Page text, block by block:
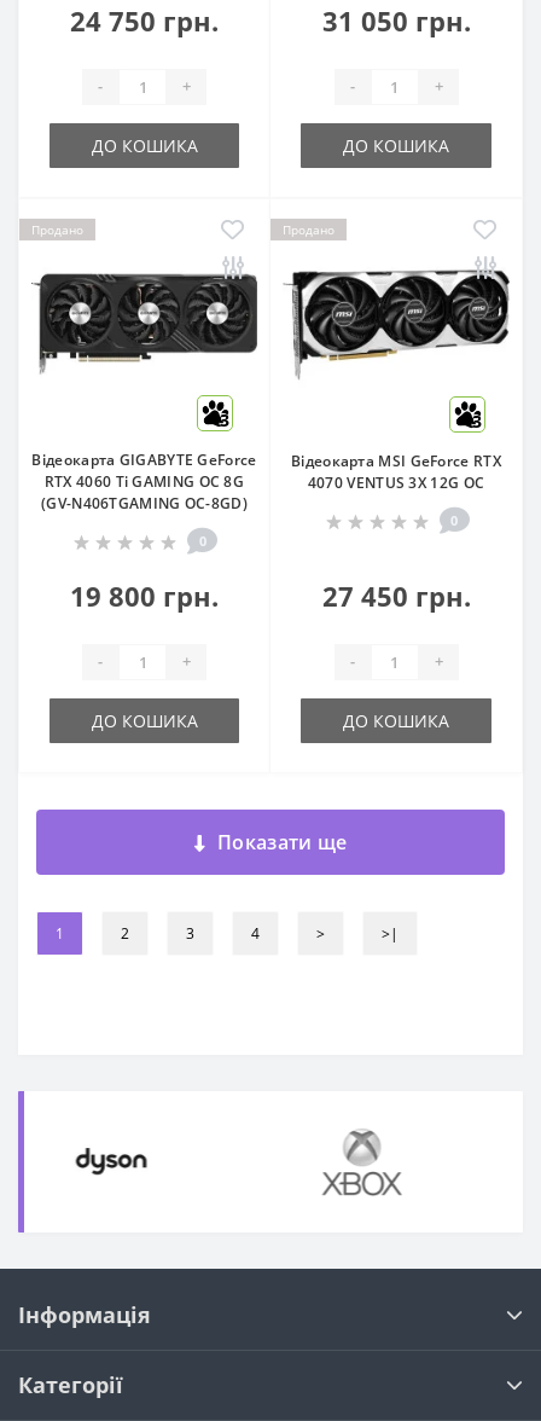
24 750 грн.
- +
ДО КОШИКА
31 050 грн.
- +
ДО КОШИКА
Продано
3
Відеокарта GIGABYTE GeForce
RTX 4060 Ti GAMING OC 8G
(GV-N406TGAMING OC-8GD)
0
19 800 грн.
- +
ДО КОШИКА
Продано
3
Відеокарта MSI GeForce RTX
4070 VENTUS 3X 12G OC
0
27 450 грн.
- +
ДО КОШИКА
Показати ще
1 2 3 4 > >|
Інформація
Категорії